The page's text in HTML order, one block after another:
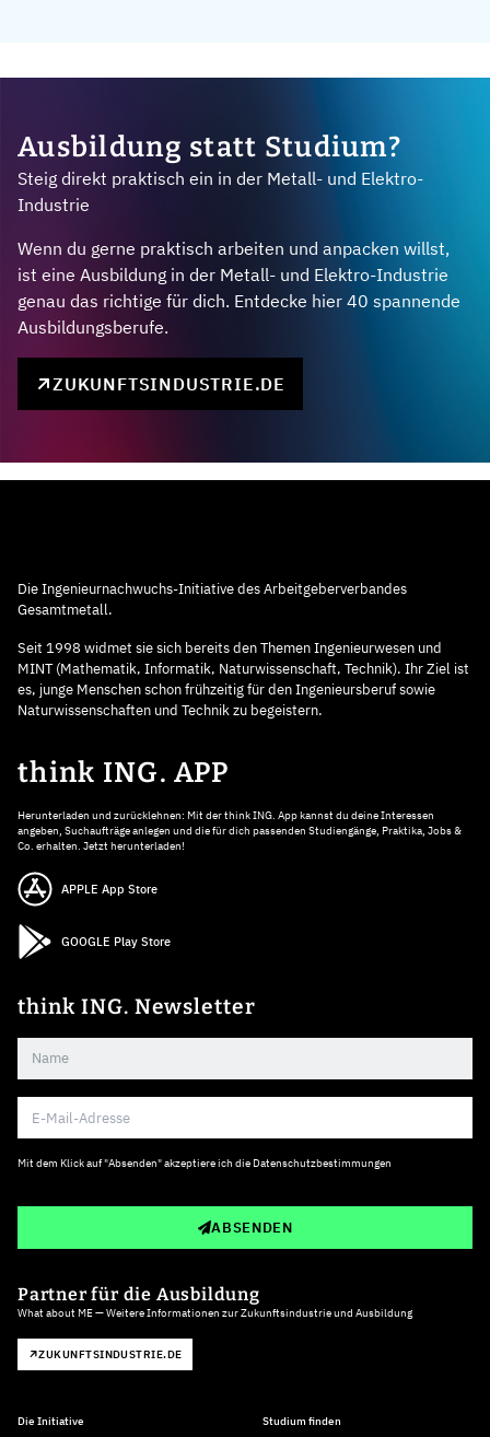
Ausbildung statt Studium?
Steig direkt praktisch ein in der Metall- und Elektro-
Industrie
Wenn du gerne praktisch arbeiten und anpacken willst,
ist eine Ausbildung in der Metall- und Elektro-Industrie
genau das richtige für dich. Entdecke hier 40 spannende
Ausbildungsberufe.
ZUKUNFTSINDUSTRIE.DE
Die Ingenieurnachwuchs-Initiative des Arbeitgeberverbandes
Gesamtmetall.
Seit 1998 widmet sie sich bereits den Themen Ingenieurwesen und
MINT (Mathematik, Informatik, Naturwissenschaft, Technik). Ihr Ziel ist
es, junge Menschen schon frühzeitig für den Ingenieursberuf sowie
Naturwissenschaften und Technik zu begeistern.
think ING. APP
Herunterladen und zurücklehnen: Mit der think ING. App kannst du deine Interessen
angeben, Suchaufträge anlegen und die für dich passenden Studiengänge, Praktika, Jobs &
Co. erhalten. Jetzt herunterladen!
APPLE App Store
GOOGLE Play Store
think ING. Newsletter
Mit dem Klick auf "Absenden" akzeptiere ich die Datenschutzbestimmungen
ABSENDEN
Partner für die Ausbildung
What about ME — Weitere Informationen zur Zukunftsindustrie und Ausbildung
ZUKUNFTSINDUSTRIE.DE
Die Initiative
Studium finden